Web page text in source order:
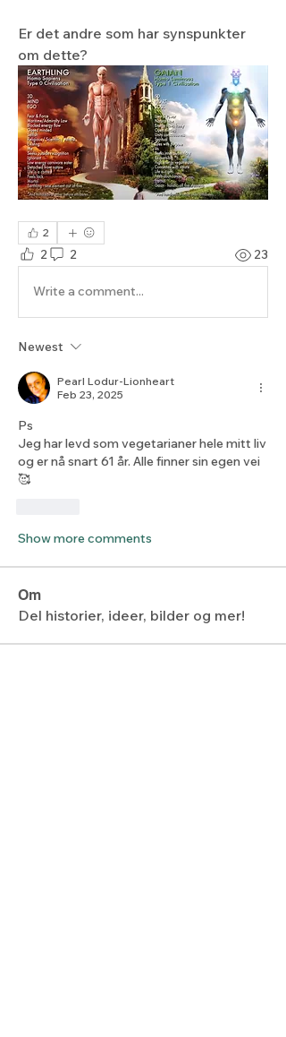
Er det andre som har synspunkter
om dette?
2
2 2 23
Write a comment...
Newest
Pearl Lodur-Lionheart
Feb 23, 2025
Ps
Jeg har levd som vegetarianer hele mitt liv
og er nå snart 61 år. Alle finner sin egen vei
🥰
Show more comments
Om
Del historier, ideer, bilder og mer!